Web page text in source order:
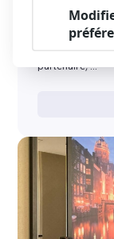
Types de
XO Hotels
convient à votre
partenaire, …